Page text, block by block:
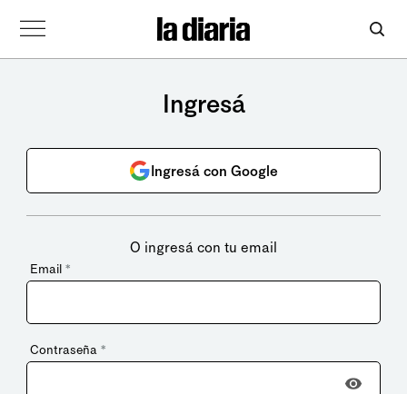
Ingresá
Ingresá con Google
O ingresá con tu email
Email *
Contraseña *